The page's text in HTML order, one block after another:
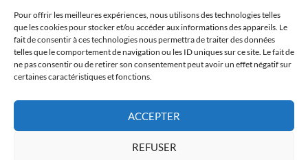
Pour offrir les meilleures expériences, nous utilisons des technologies telles
que les cookies pour stocker et/ou accéder aux informations des appareils. Le
fait de consentir à ces technologies nous permettra de traiter des données
telles que le comportement de navigation ou les ID uniques sur ce site. Le fait de
ne pas consentir ou de retirer son consentement peut avoir un effet négatif sur
certaines caractéristiques et fonctions.
ACCEPTER
REFUSER
INSTITUTIONNELS
Adami
FCM
Sacem